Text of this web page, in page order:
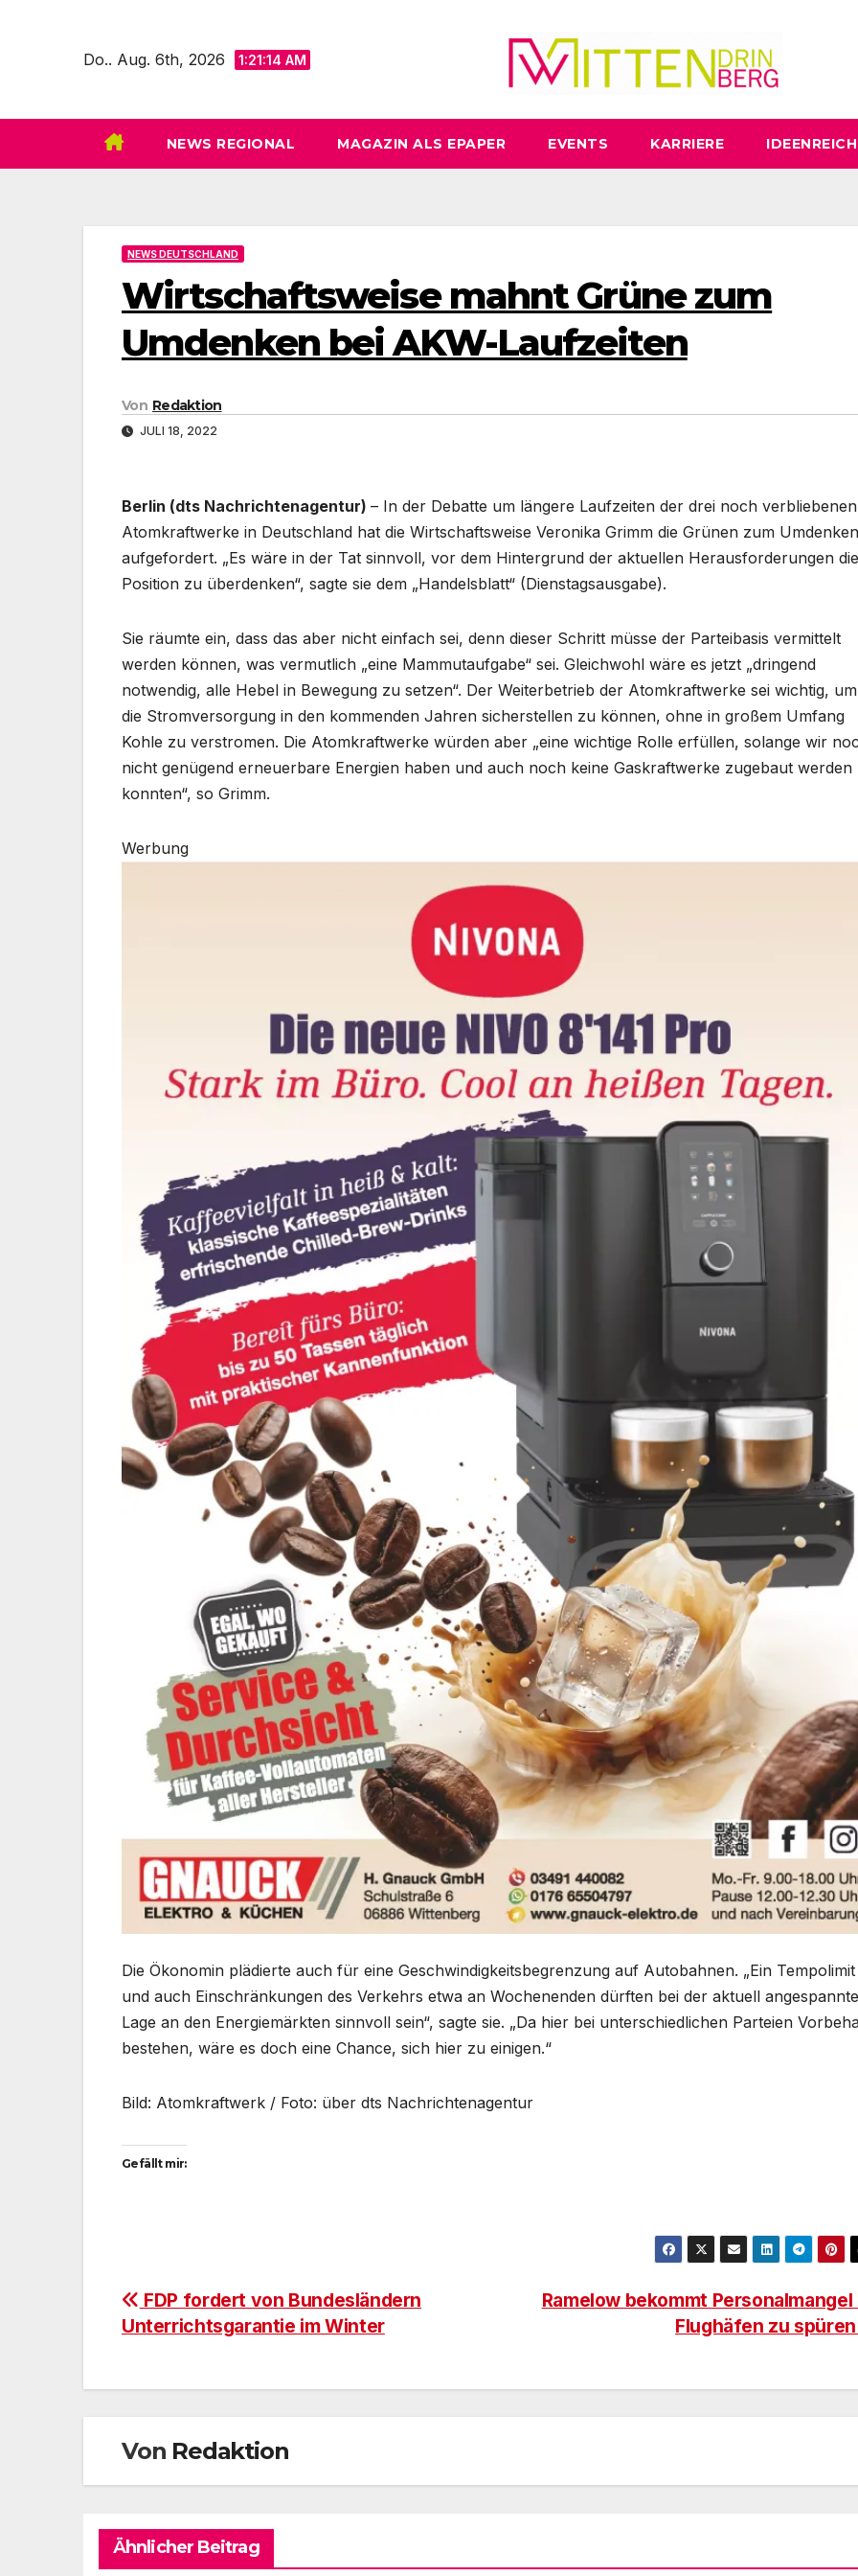
Do.. Aug. 6th, 2026 1:21:16 AM
NEWS REGIONAL MAGAZIN ALS EPAPER EVENTS KARRIERE IDEENREICH
NEWS DEUTSCHLAND
Wirtschaftsweise mahnt Grüne zum
Umdenken bei AKW-Laufzeiten
Von Redaktion
JULI 18, 2022
Berlin (dts Nachrichtenagentur) – In der Debatte um längere Laufzeiten der drei noch verbliebenen
Atomkraftwerke in Deutschland hat die Wirtschaftsweise Veronika Grimm die Grünen zum Umdenken
aufgefordert. „Es wäre in der Tat sinnvoll, vor dem Hintergrund der aktuellen Herausforderungen die
Position zu überdenken“, sagte sie dem „Handelsblatt“ (Dienstagsausgabe).
Sie räumte ein, dass das aber nicht einfach sei, denn dieser Schritt müsse der Parteibasis vermittelt
werden können, was vermutlich „eine Mammutaufgabe“ sei. Gleichwohl wäre es jetzt „dringend
notwendig, alle Hebel in Bewegung zu setzen“. Der Weiterbetrieb der Atomkraftwerke sei wichtig, um
die Stromversorgung in den kommenden Jahren sicherstellen zu können, ohne in großem Umfang
Kohle zu verstromen. Die Atomkraftwerke würden aber „eine wichtige Rolle erfüllen, solange wir
nicht genügend erneuerbare Energien haben und auch noch keine Gaskraftwerke zugebaut werden
konnten“, so Grimm.
Werbung
Die Ökonomin plädierte auch für eine Geschwindigkeitsbegrenzung auf Autobahnen. „Ein Tempolimit
und auch Einschränkungen des Verkehrs etwa an Wochenenden dürften bei der aktuell
Lage an den Energiemärkten sinnvoll sein“, sagte sie. „Da hier bei unterschiedlichen Parteien
bestehen, wäre es doch eine Chance, sich hier zu einigen.“
Bild: Atomkraftwerk / Foto: über dts Nachrichtenagentur
Gefällt mir:
Beitragsnavigation
Ramelow bekommt Personalmangel
Flughäfen zu
FDP fordert von Bundesländern
Unterrichtsgarantie im Winter
Von Redaktion
Ähnlicher Beitrag